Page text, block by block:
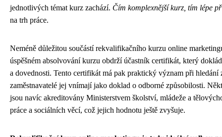
jednotlivých témat kurz zachází. Čím komplexnější kurz, tím lépe
na trh práce.
Neméně důležitou součástí rekvalifikačního kurzu online
úspěšném absolvování kurzu obdrží účastník certifikát, který
a dovednosti. Tento certifikát má pak praktický význam při hledání
zaměstnavatelé jej vnímají jako doklad o odborné způsobilosti.
jsou navíc akreditovány Ministerstvem školství, mládeže a
práce a sociálních věcí, což jejich hodnotu ještě zvyšuje.